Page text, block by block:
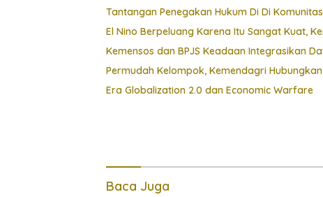
Tantangan Penegakan Hukum Di Di
El Nino Berpeluang Karena Itu Sangat Kuat,
Kemensos dan BPJS Keadaan Integrasikan
Permudah Kelompok, Kemendagri
Era Globalization 2.0 dan Economic Warfare
Baca Juga